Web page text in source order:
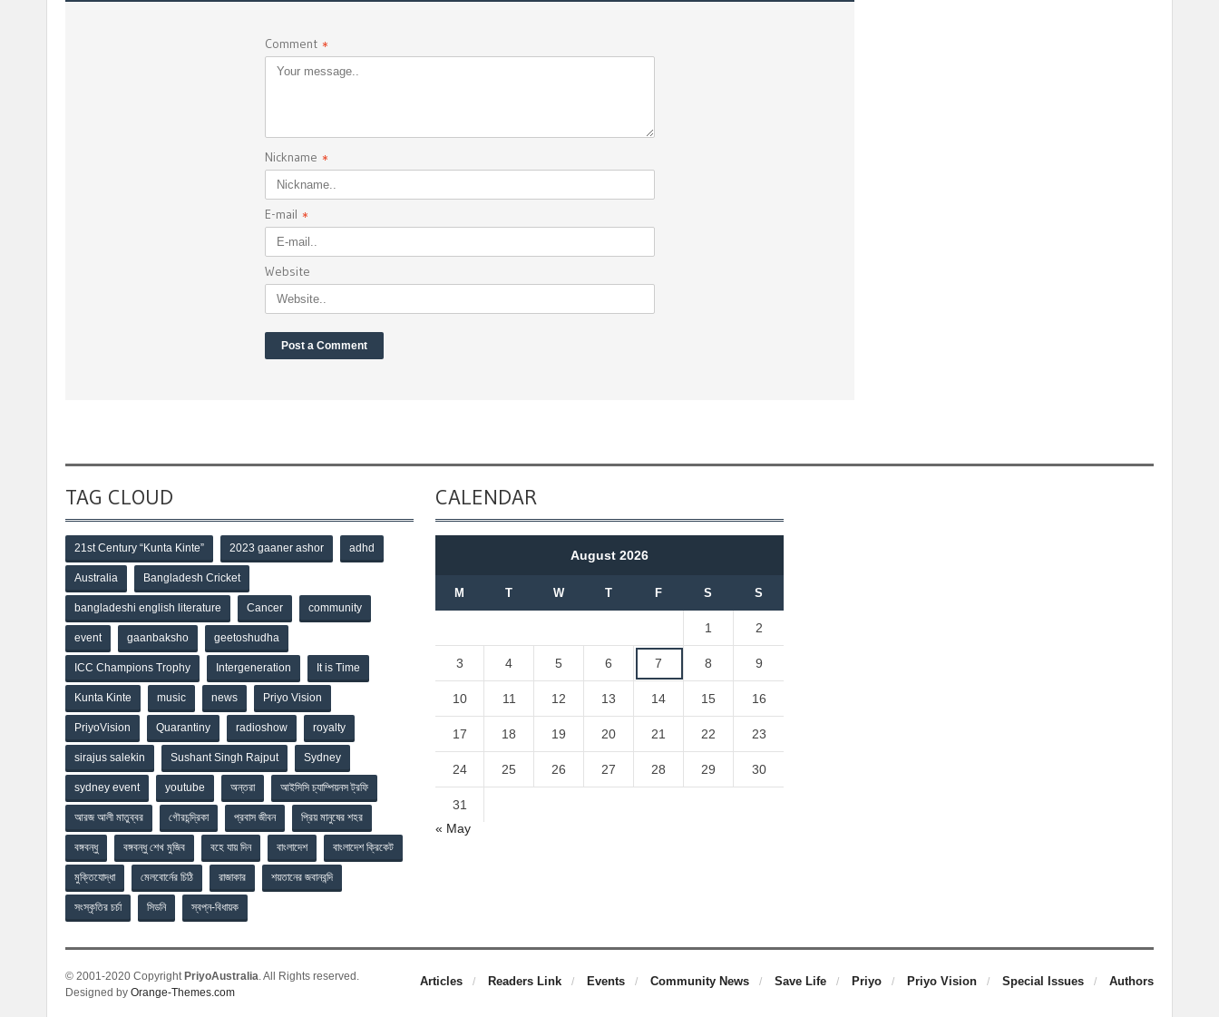
Comment *
Nickname *
E-mail *
Website
TAG CLOUD
21st Century “Kunta Kinte” 2023 gaaner ashor adhd
Australia Bangladesh Cricket
bangladeshi english literature Cancer community
event gaanbaksho geetoshudha
ICC Champions Trophy Intergeneration It is Time
Kunta Kinte music news Priyo Vision
PriyoVision Quarantiny radioshow royalty
sirajus salekin Sushant Singh Rajput Sydney
sydney event youtube অন্তরা আইসিসি চ্যাম্পিয়নস ট্রফি
আরজ আলী মাতুব্বর গৌরচন্দ্রিকা প্রবাস জীবন প্রিয় মানুষের শহর
বঙ্গবন্ধু বঙ্গবন্ধু শেখ মুজিব বহে যায় দিন বাংলাদেশ বাংলাদেশ ক্রিকেট
মুক্তিযোদ্ধা মেলবোর্নের চিঠি রাজাকার শয়তানের জবানবন্দি
সংস্কৃতির চর্চা সিডনি স্বপ্ন-বিধায়ক
CALENDAR
August 2026
M T W T F S S
1 2
3 4 5 6 7 8 9
10 11 12 13 14 15 16
17 18 19 20 21 22 23
24 25 26 27 28 29 30
31
« May
Articles Readers Link Events Community News Save Life Priyo Priyo Vision Special Issues Authors
© 2001-2020 Copyright PriyoAustralia. All Rights reserved.
Designed by Orange-Themes.com